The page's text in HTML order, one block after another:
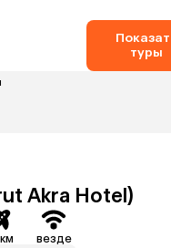
туры
Akra Hotel)
везде